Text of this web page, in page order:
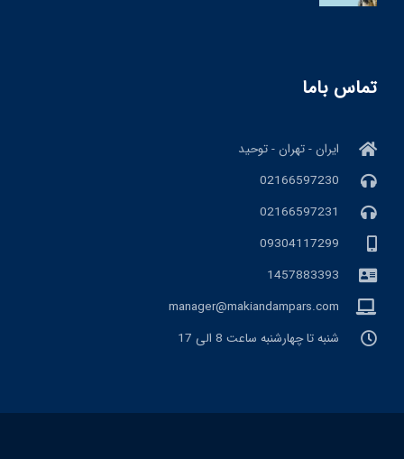
تماس باما
ایران - تهران - توحید
02166597230
02166597231
09304117299
1457883393
manager@makiandampars.com
شنبه تا چهارشنبه ساعت 8 الی 17